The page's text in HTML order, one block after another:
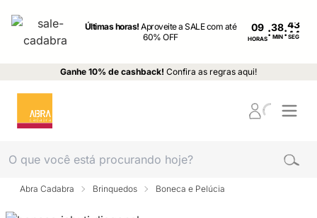
Últimas horas!Aproveite a SALE com até
60% OFF
09
HORAS: MIN : SEG
Ganhe 10% de cashback! Confira as regras aqui!
Abra Cadabra Brinquedos Boneca e Pelúcia